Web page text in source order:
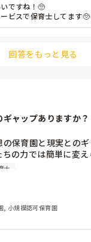
ですね！🥺
回答をもっと見る
ャップありますか？
保育園と現実との
の力では簡単に変
して割り切ることも必
チベーションを上げて
士
, 小規模認可保育園